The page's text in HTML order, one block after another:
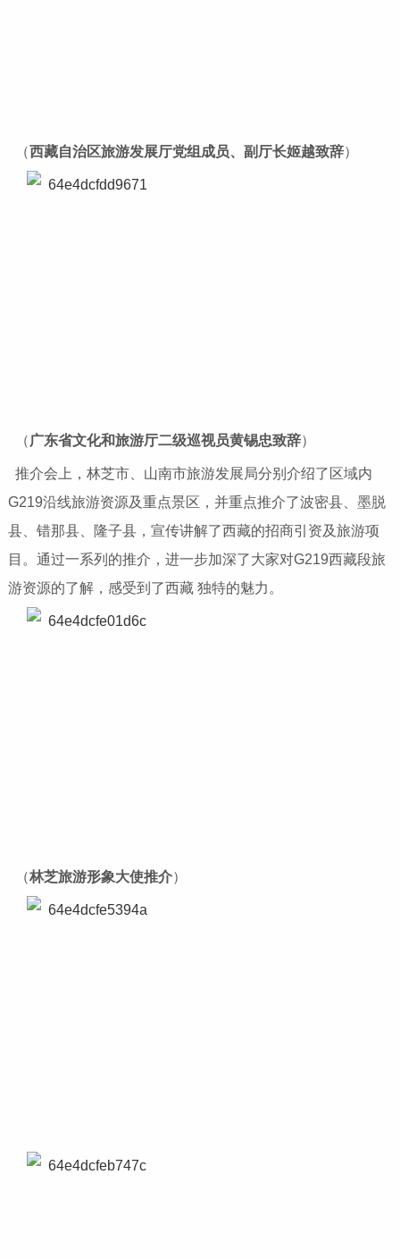
（西藏自治区旅游发展厅党组成员、副厅长姬越致辞）
（广东省文化和旅游厅二级巡视员黄锡忠致辞）
推介会上，林芝市、山南市旅游发展局分别介绍了区域内
G219沿线旅游资源及重点景区，并重点推介了波密县、墨脱
县、错那县、隆子县，宣传讲解了西藏的招商引资及旅游项
目。通过一系列的推介，进一步加深了大家对G219西藏段旅
游资源的了解，感受到了西藏 独特的魅力。
（林芝旅游形象大使推介）